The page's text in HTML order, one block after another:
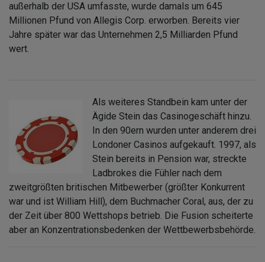
außerhalb der USA umfasste, wurde damals um 645
Millionen Pfund von Allegis Corp. erworben. Bereits vier
Jahre später war das Unternehmen 2,5 Milliarden Pfund
wert.
Als weiteres Standbein kam unter der
Ägide Stein das Casinogeschäft hinzu.
In den 90ern wurden unter anderem drei
Londoner Casinos aufgekauft. 1997, als
Stein bereits in Pension war, streckte
Ladbrokes die Fühler nach dem
zweitgrößten britischen Mitbewerber (größter Konkurrent
war und ist William Hill), dem Buchmacher Coral, aus, der zu
der Zeit über 800 Wettshops betrieb. Die Fusion scheiterte
aber an Konzentrationsbedenken der Wettbewerbsbehörde.